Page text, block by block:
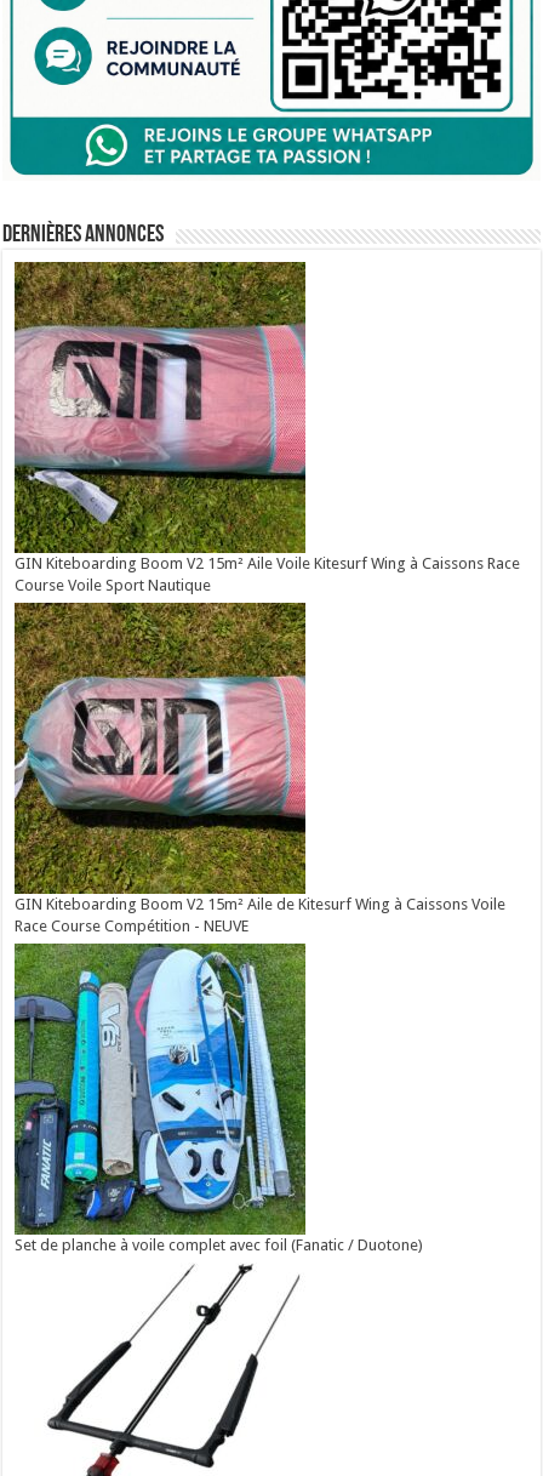
Dernières annonces
GIN Kiteboarding Boom V2 15m² Aile Voile Kitesurf Wing à Caissons Race
Course Voile Sport Nautique
GIN Kiteboarding Boom V2 15m² Aile de Kitesurf Wing à Caissons Voile
Race Course Compétition - NEUVE
Set de planche à voile complet avec foil (Fanatic / Duotone)